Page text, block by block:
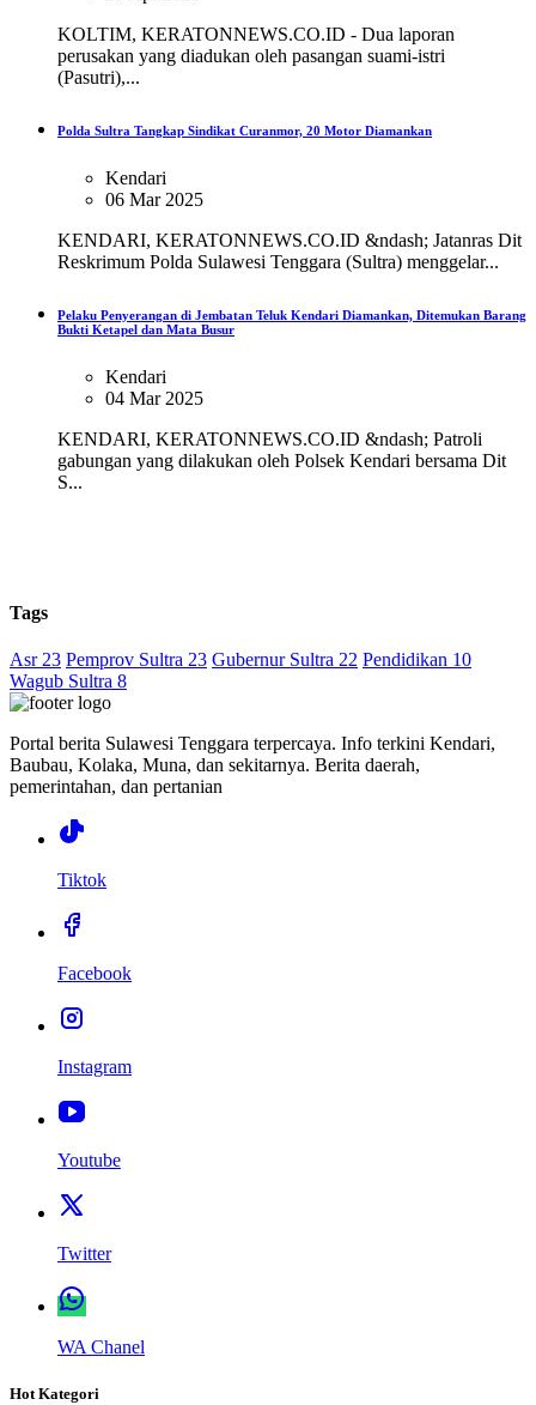
KOLTIM, KERATONNEWS.CO.ID - Dua laporan
perusakan yang diadukan oleh pasangan suami-istri
(Pasutri),...
Polda Sultra Tangkap Sindikat Curanmor, 20 Motor Diamankan
Kendari
06 Mar 2025
KENDARI, KERATONNEWS.CO.ID &ndash; Jatanras Dit
Reskrimum Polda Sulawesi Tenggara (Sultra) menggelar...
Pelaku Penyerangan di Jembatan Teluk Kendari Diamankan, Ditemukan Barang
Bukti Ketapel dan Mata Busur
Kendari
04 Mar 2025
KENDARI, KERATONNEWS.CO.ID &ndash; Patroli
gabungan yang dilakukan oleh Polsek Kendari bersama Dit
S...
Tags
Asr 23 Pemprov Sultra 23 Gubernur Sultra 22 Pendidikan 10
Wagub Sultra 8
Portal berita Sulawesi Tenggara terpercaya. Info terkini Kendari,
Baubau, Kolaka, Muna, dan sekitarnya. Berita daerah,
pemerintahan, dan pertanian
Tiktok
Facebook
Instagram
Youtube
Twitter
WA Chanel
Hot Kategori